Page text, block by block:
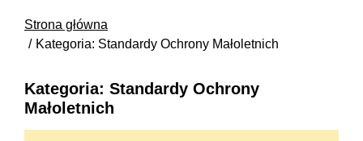
Strona główna
Kategoria: Standardy Ochrony Małoletnich
Kategoria: Standardy Ochrony
Małoletnich